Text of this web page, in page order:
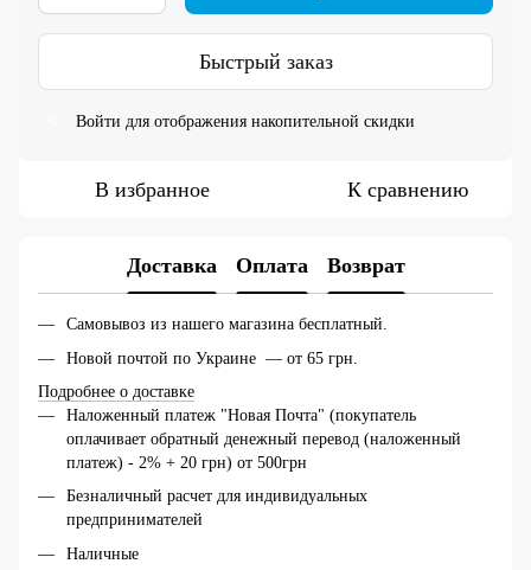
Быстрый заказ
Войти для отображения накопительной скидки
В избранное К сравнению
Доставка Оплата Возврат
Самовывоз из нашего магазина бесплатный.
Новой почтой по Украине — от 65 грн.
Подробнее о доставке
Наложенный платеж "Новая Почта" (покупатель
оплачивает обратный денежный перевод (наложенный
платеж) - 2% + 20 грн) от 500грн
Безналичный расчет для индивидуальных
предпринимателей
Наличные